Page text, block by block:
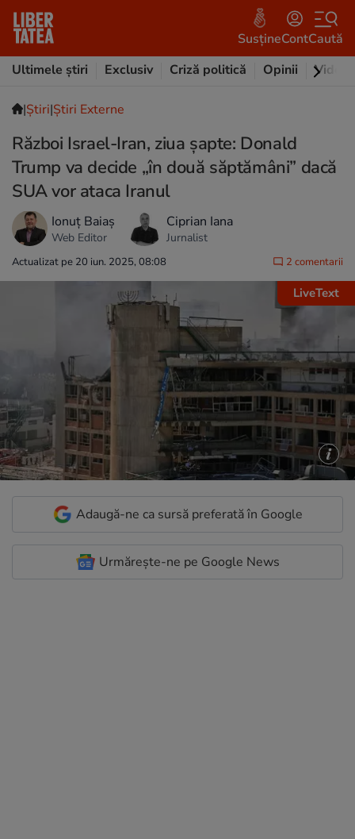
SusțineContCaută
Ultimele știri
Exclusiv Criză politică Opinii Video
|Ştiri|Știri Externe
Război Israel-Iran, ziua șapte: Donald
Trump va decide „în două săptămâni” dacă
SUA vor ataca Iranul
Ionuț Baiaș
Web Editor
Ciprian Iana
Jurnalist
Actualizat pe 20 iun. 2025, 08:08 2 comentarii
LiveText
Adaugă-ne ca sursă preferată în Google
Urmărește-ne pe Google News